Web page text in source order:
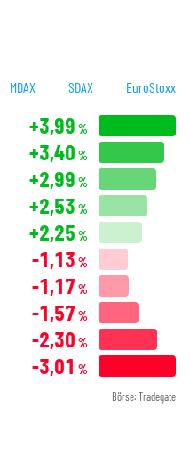
MDAX SDAX EuroStoxx
+3,99 %
+3,40 %
+2,99 %
+2,53 %
+2,25 %
-1,13 %
-1,17 %
-1,57 %
-2,30 %
-3,01 %
Börse: Tradegate